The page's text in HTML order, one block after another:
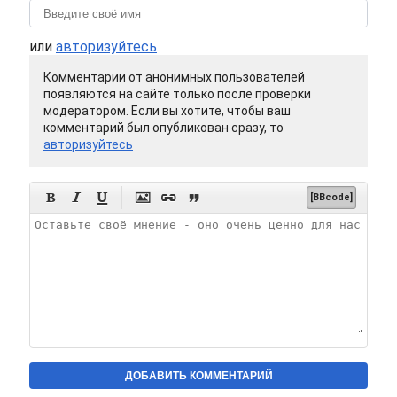
или авторизуйтесь
Комментарии от анонимных пользователей
появляются на сайте только после проверки
модератором. Если вы хотите, чтобы ваш
комментарий был опубликован сразу, то
авторизуйтесь
      [BBcode]